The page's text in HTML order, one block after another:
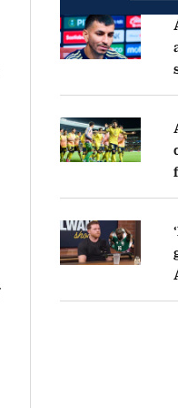
Opens in new
Opens in new
Opens in new